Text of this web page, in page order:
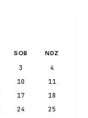
SOB NDZ
3
4
10
11
17
18
24
25